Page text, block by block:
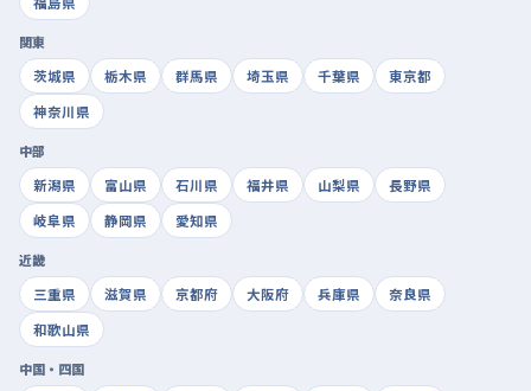
関東
茨城県
栃木県 群馬県 埼玉県 千葉県
東京都
神奈川県
中部
新潟県
富山県 石川県 福井県 山梨県
長野県
岐阜県
静岡県 愛知県
近畿
三重県
滋賀県 京都府 大阪府 兵庫県
奈良県
和歌山県
中国・四国